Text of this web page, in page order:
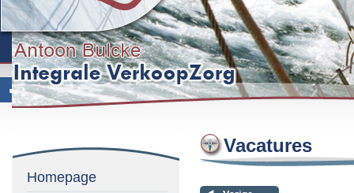
Homepage
Vacatures